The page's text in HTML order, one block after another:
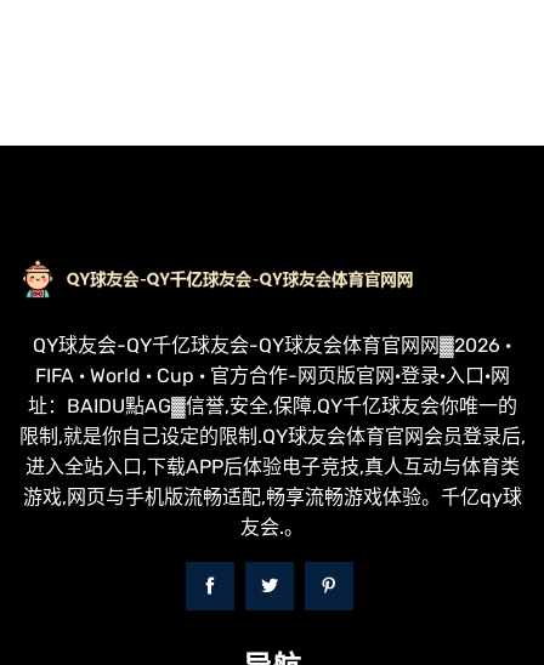
QY球友会-QY千亿球友会-QY球友会体育官网网▓2026 ·
FIFA · World · Cup · 官方合作-网页版官网·登录·入口·网
址：BAIDU點AG▓信誉,安全,保障,QY千亿球友会你唯一的
限制,就是你自己设定的限制.QY球友会体育官网会员登录后,
进入全站入口,下载APP后体验电子竞技,真人互动与体育类
游戏,网页与手机版流畅适配,畅享流畅游戏体验。千亿qy球
友会.。